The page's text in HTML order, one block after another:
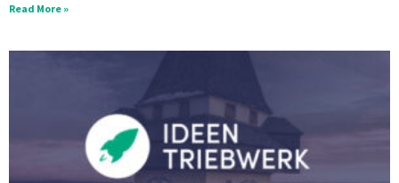
Read More »